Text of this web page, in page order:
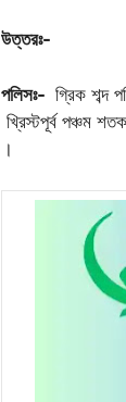
o
উত্তরঃ-
পলিসঃ- গ্রিক শব্দ
খ্রিস্টপূর্ব পঞ্চম
।